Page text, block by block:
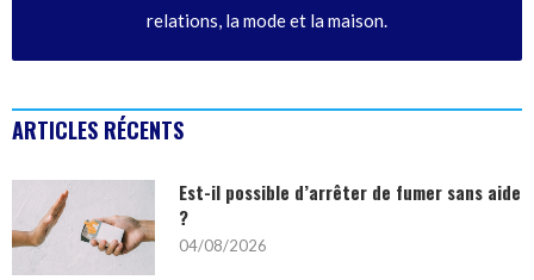
relations, la mode et la maison.
ARTICLES RÉCENTS
Est-il possible d’arrêter de fumer sans aide
?
04/08/2026